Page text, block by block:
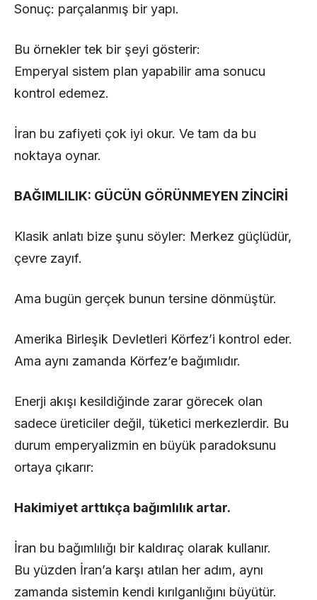
Sonuç: parçalanmış bir yapı.
Bu örnekler tek bir şeyi gösterir:
Emperyal sistem plan yapabilir ama sonucu
kontrol edemez.
İran bu zafiyeti çok iyi okur. Ve tam da bu
noktaya oynar.
BAĞIMLILIK: GÜCÜN GÖRÜNMEYEN ZİNCİRİ
Klasik anlatı bize şunu söyler: Merkez güçlüdür,
çevre zayıf.
Ama bugün gerçek bunun tersine dönmüştür.
Amerika Birleşik Devletleri Körfez’i kontrol eder.
Ama aynı zamanda Körfez’e bağımlıdır.
Enerji akışı kesildiğinde zarar görecek olan
sadece üreticiler değil, tüketici merkezlerdir. Bu
durum emperyalizmin en büyük paradoksunu
ortaya çıkarır:
Hakimiyet arttıkça bağımlılık artar.
İran bu bağımlılığı bir kaldıraç olarak kullanır.
Bu yüzden İran’a karşı atılan her adım, aynı
zamanda sistemin kendi kırılganlığını büyütür.